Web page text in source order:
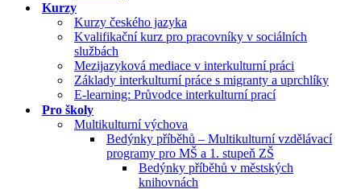
Kurzy
Kurzy českého jazyka
Kvalifikační kurz pro pracovníky v sociálních
službách
Mezijazyková mediace v interkulturní práci
Základy interkulturní práce s migranty a uprchlíky
E-learning: Průvodce interkulturní prací
Pro školy
Multikulturní výchova
Bedýnky příběhů – Multikulturní vzdělávací
programy pro MŠ a 1. stupeň ZŠ
Bedýnky příběhů v městských
knihovnách